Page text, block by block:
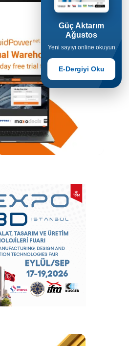
Güç Aktarım
Ağustos
Yeni sayıyı online okuyun
E-Dergiyi Oku